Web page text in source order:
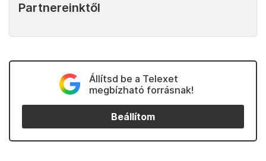
Partnereinktől
Állítsd be a Telexet
megbízható forrásnak!
Beállítom